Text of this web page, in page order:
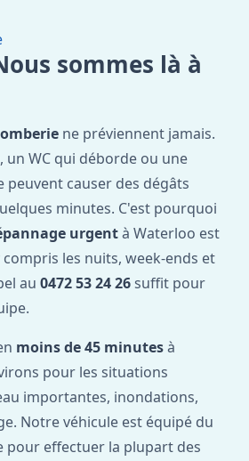
sommes là à
ne préviennent jamais.
un WC qui déborde ou une
peuvent causer des dégâts
minutes. C'est pourquoi
urgentà Waterloo est
compris les nuits, week-ends et
au 0472 53 24 26 suffit pour
moins de 45 minutesà
pour les situations
importantes, inondations,
Notre véhicule est équipé du
pour effectuer la plupart des